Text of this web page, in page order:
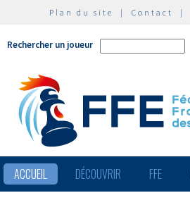
Plan du site | Contact |
Rechercher un joueur
ACCUEIL DÉCOUVRIR FFE